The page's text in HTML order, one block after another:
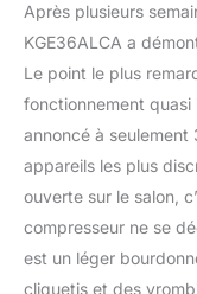
Après plusieurs
KGE36ALCA a
Le point le plus
fonctionnement quasi
annoncé à seulement
appareils les plus
ouverte sur le salon,
compresseur ne se
est un léger
cliquetis et des